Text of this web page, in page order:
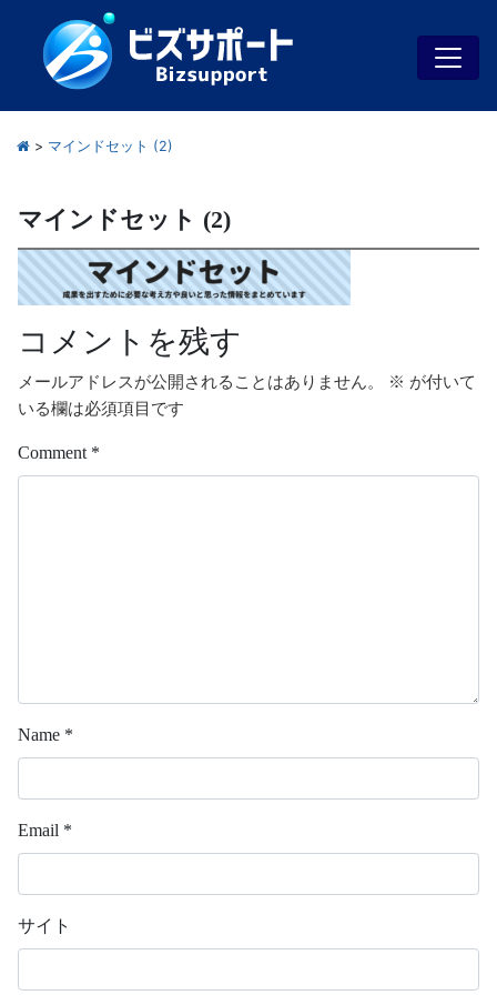
> マインドセット (2)
マインドセット (2)
コメントを残す
メールアドレスが公開されることはありません。 ※ が付いて
いる欄は必須項目です
Comment *
Name *
Email *
サイト